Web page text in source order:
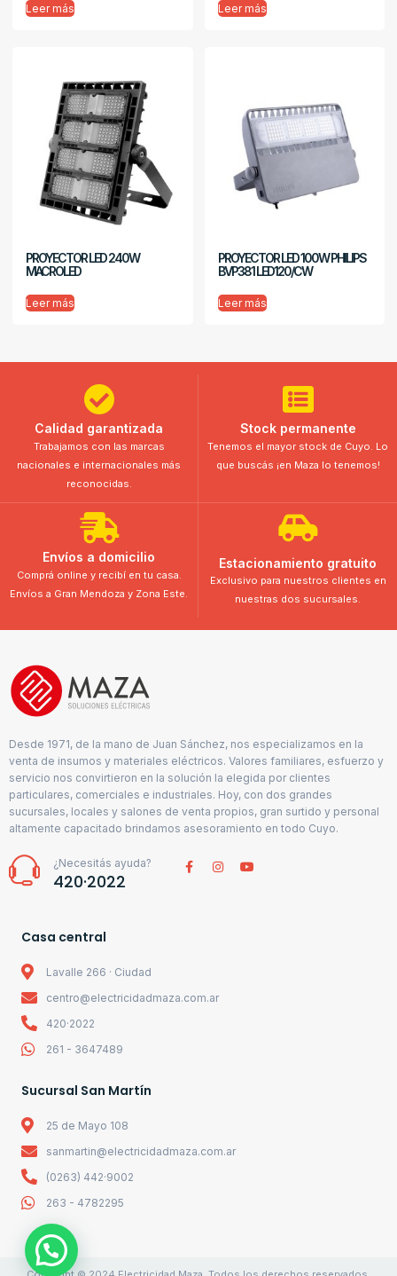
Leer más Leer más
PROYECTOR LED 240W
MACROLED
Leer más
PROYECTOR LED 100W PHILIPS
BVP381 LED120/CW
Leer más
Calidad garantizada
Trabajamos con las marcas
nacionales e internacionales más
reconocidas.
Stock permanente
Tenemos el mayor stock de Cuyo. Lo
que buscás ¡en Maza lo tenemos!
Envíos a domicilio
Comprá online y recibí en tu casa.
Envíos a Gran Mendoza y Zona Este.
Estacionamiento gratuito
Exclusivo para nuestros clientes en
nuestras dos sucursales.
Desde 1971, de la mano de Juan Sánchez, nos especializamos en la
venta de insumos y materiales eléctricos. Valores familiares, esfuerzo y
servicio nos convirtieron en la solución la elegida por clientes
particulares, comerciales e industriales. Hoy, con dos grandes
sucursales, locales y salones de venta propios, gran surtido y personal
altamente capacitado brindamos asesoramiento en todo Cuyo.
¿Necesitás ayuda?
420·2022
Casa central
Lavalle 266 · Ciudad
centro@electricidadmaza.com.ar
420·2022
261 - 3647489
Sucursal San Martín
25 de Mayo 108
sanmartin@electricidadmaza.com.ar
(0263) 442·9002
263 - 4782295